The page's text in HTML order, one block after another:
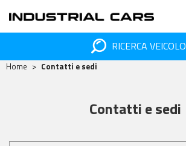
RICERCA VEICOLO
Home Contatti e sedi
Contatti e sedi